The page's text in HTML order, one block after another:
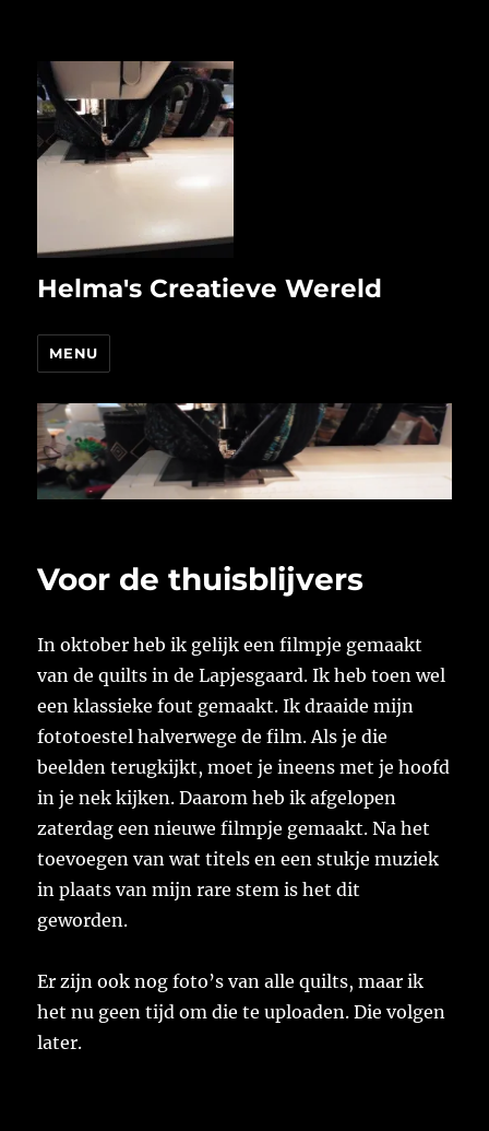
Helma's Creatieve Wereld
MENU
Voor de thuisblijvers
In oktober heb ik gelijk een filmpje gemaakt
van de quilts in de Lapjesgaard. Ik heb toen wel
een klassieke fout gemaakt. Ik draaide mijn
fototoestel halverwege de film. Als je die
beelden terugkijkt, moet je ineens met je hoofd
in je nek kijken. Daarom heb ik afgelopen
zaterdag een nieuwe filmpje gemaakt. Na het
toevoegen van wat titels en een stukje muziek
in plaats van mijn rare stem is het dit
geworden.
Er zijn ook nog foto’s van alle quilts, maar ik
het nu geen tijd om die te uploaden. Die volgen
later.